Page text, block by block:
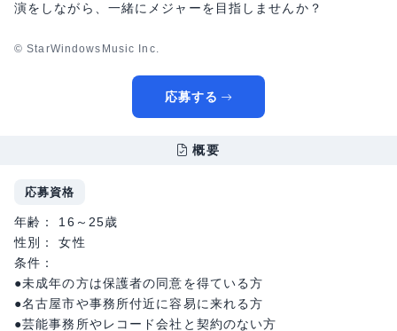
演をしながら、一緒にメジャーを目指しませんか？
© StarWindowsMusic Inc.
応募する
概要
応募資格
年齢： 16～25歳
性別： 女性
条件：
●未成年の方は保護者の同意を得ている方
●名古屋市や事務所付近に容易に来れる方
●芸能事務所やレコード会社と契約のない方